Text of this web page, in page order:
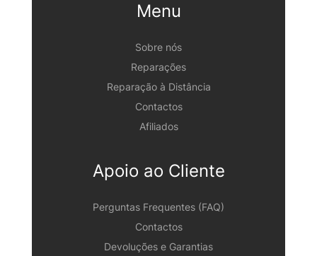
Menu
Sobre nós
Reparações
Reparação à Distância
Contactos
Afiliados
Apoio ao Cliente
Perguntas Frequentes (FAQ)
Contactos
Devoluções e Garantias